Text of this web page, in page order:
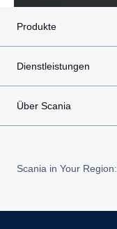
Produkte
Dienstleistungen
Über Scania
Scania in Your Region: